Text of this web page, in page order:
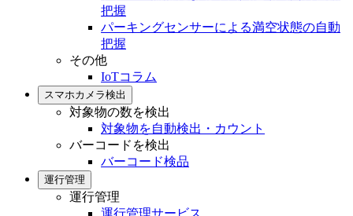
把握
パーキングセンサーによる満空状態の自動
把握
その他
IoTコラム
スマホカメラ検出
対象物の数を検出
対象物を自動検出・カウント
バーコードを検出
バーコード検品
運行管理
運行管理